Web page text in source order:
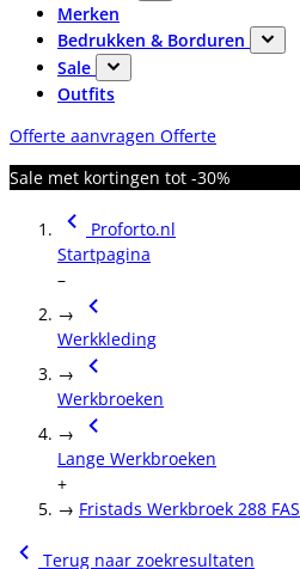
Merken
Bedrukken & Borduren
Sale
Outfits
Offerte aanvragen Offerte
Sale met kortingen tot -30%
Proforto.nl
Startpagina
–
→
Werkkleding
→
Werkbroeken
→
Lange Werkbroeken
+
→ Fristads Werkbroek 288 FAS
Terug naar zoekresultaten